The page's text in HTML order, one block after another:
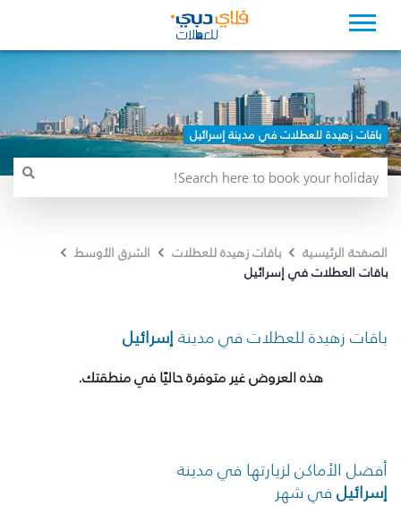
باقات زهيدة للعطلات في مدينة إسرائيل
الصفحة الرئيسية باقات زهيدة للعطلات
الشرق الأوسط
باقات العطلات في إسرائيل
باقات زهيدة للعطلات في مدينة إسرائيل
هذه العروض غير متوفرة حاليًا في منطقتك.
أفضل الأماكن لزيارتها في مدينة
إسرائيل في شهر